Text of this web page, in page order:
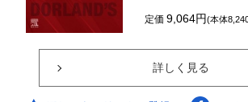
定価9,064円(本体
詳しく見る